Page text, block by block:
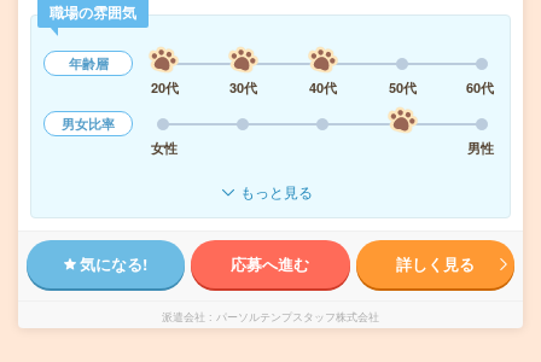
職場の雰囲気
年齢層
20代
30代 40代 50代
60代
男女比率
女性
男性
もっと見る
気になる! 応募へ進む 詳しく見る
派遣会社 パーソルテンプスタッフ株式会社